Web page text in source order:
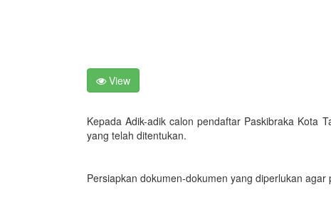
View
Kepada Adik-adik calon pendaftar Paskibraka Kota
yang telah ditentukan.
Persiapkan dokumen-dokumen yang diperlukan